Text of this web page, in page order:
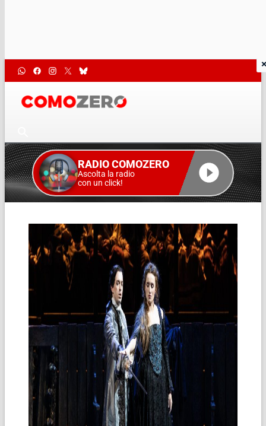
RADIO COMOZERO
Ascolta la radio
con un click!